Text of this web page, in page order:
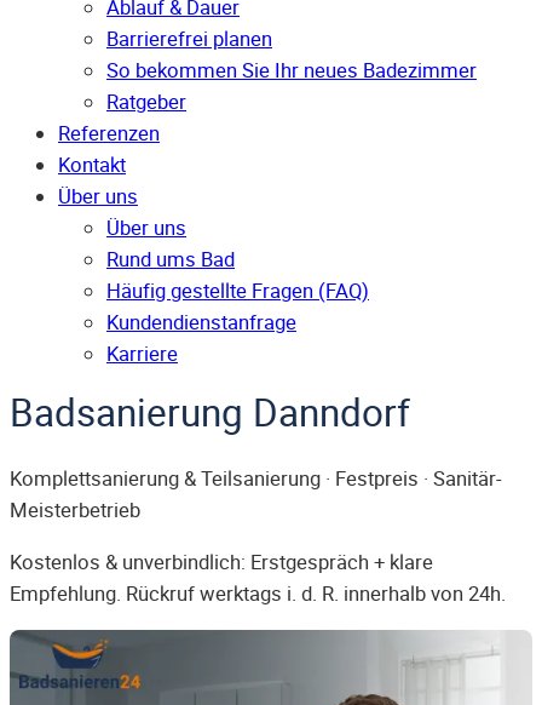
Ablauf & Dauer
Barrierefrei planen
So bekommen Sie Ihr neues Badezimmer
Ratgeber
Referenzen
Kontakt
Über uns
Über uns
Rund ums Bad
Häufig gestellte Fragen (FAQ)
Kunden­dienst­anfrage
Karriere
Badsanierung Danndorf
Komplettsanierung & Teilsanierung · Festpreis · Sanitär-
Meisterbetrieb
Kostenlos & unverbindlich: Erstgespräch + klare
Empfehlung. Rückruf werktags i. d. R. innerhalb von 24h.